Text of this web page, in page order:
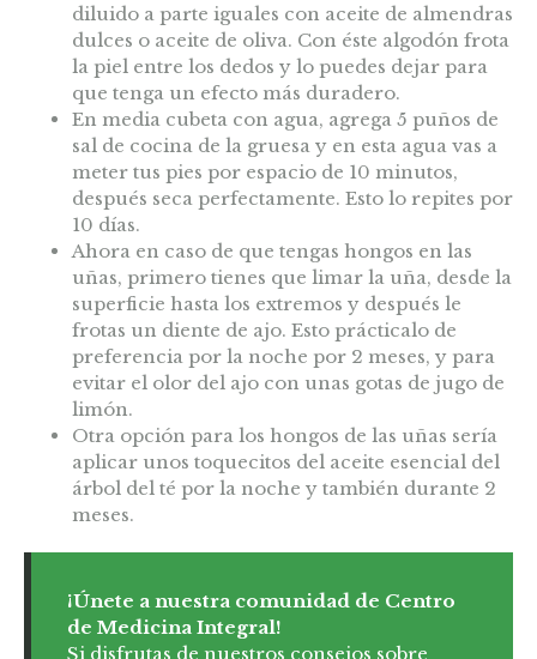
diluido a parte iguales con aceite de almendras
dulces o aceite de oliva. Con éste algodón frota
la piel entre los dedos y lo puedes dejar para
que tenga un efecto más duradero.
En media cubeta con agua, agrega 5 puños de
sal de cocina de la gruesa y en esta agua vas a
meter tus pies por espacio de 10 minutos,
después seca perfectamente. Esto lo repites por
10 días.
Ahora en caso de que tengas hongos en las
uñas, primero tienes que limar la uña, desde la
superficie hasta los extremos y después le
frotas un diente de ajo. Esto prácticalo de
preferencia por la noche por 2 meses, y para
evitar el olor del ajo con unas gotas de jugo de
limón.
Otra opción para los hongos de las uñas sería
aplicar unos toquecitos del aceite esencial del
árbol del té por la noche y también durante 2
meses.
¡Únete a nuestra comunidad de Centro
de Medicina Integral!
Si disfrutas de nuestros consejos sobre